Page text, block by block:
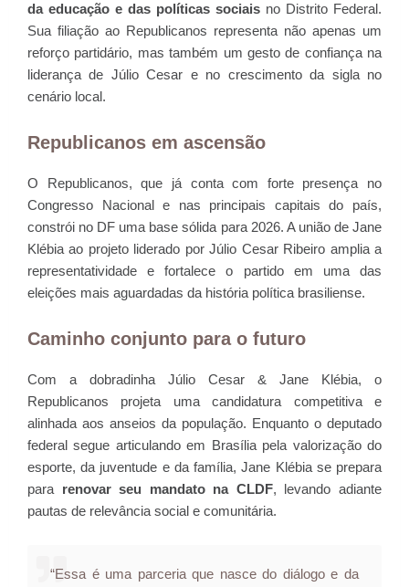
da educação e das políticas sociais no Distrito Federal.
Sua filiação ao Republicanos representa não apenas um
reforço partidário, mas também um gesto de confiança na
liderança de Júlio Cesar e no crescimento da sigla no
cenário local.
Republicanos em ascensão
O Republicanos, que já conta com forte presença no
Congresso Nacional e nas principais capitais do país,
constrói no DF uma base sólida para 2026. A união de Jane
Klébia ao projeto liderado por Júlio Cesar Ribeiro amplia a
representatividade e fortalece o partido em uma das
eleições mais aguardadas da história política brasiliense.
Caminho conjunto para o futuro
Com a dobradinha Júlio Cesar & Jane Klébia, o
Republicanos projeta uma candidatura competitiva e
alinhada aos anseios da população. Enquanto o deputado
federal segue articulando em Brasília pela valorização do
esporte, da juventude e da família, Jane Klébia se prepara
para renovar seu mandato na CLDF, levando adiante
pautas de relevância social e comunitária.
“Essa é uma parceria que nasce do diálogo e da